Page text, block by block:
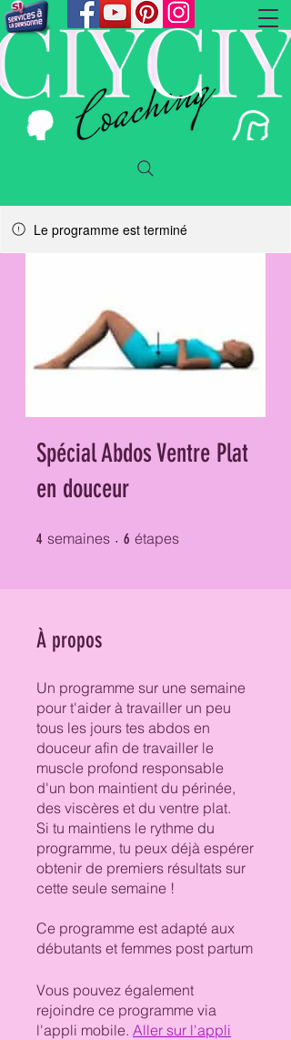
Le programme est terminé
Spécial Abdos Ventre Plat
en douceur
4 semaines 4 semaines
6 étapes
À propos
Un programme sur une semaine
pour t'aider à travailler un peu
tous les jours tes abdos en
douceur afin de travailler le
muscle profond responsable
d'un bon maintient du périnée,
des viscères et du ventre plat.
Si tu maintiens le rythme du
programme, tu peux déjà espérer
obtenir de premiers résultats sur
cette seule semaine !
Ce programme est adapté aux
débutants et femmes post partum
Vous pouvez également
rejoindre ce programme via
l'appli mobile. Aller sur l'appli